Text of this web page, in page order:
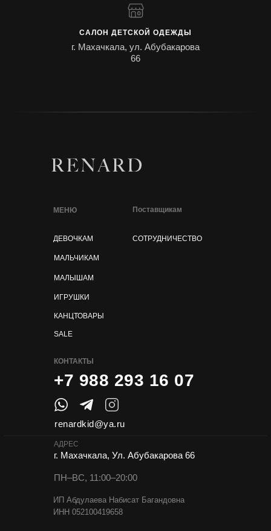
САЛОН ДЕТСКОЙ ОДЕЖДЫ
г. Махачкала, ул. Абубакарова
66
МЕНЮ
ДЕВОЧКАМ
МАЛЬЧИКАМ
МАЛЫШАМ
ИГРУШКИ
КАНЦТОВАРЫ
КОНТАКТЫ
+7 988 293 16 07
Поставщикам
renardkid@ya.ru
АДРЕС
г. Махачкала, Ул. Абубакарова 66
ПН–ВС, 11:00–20:00
СОТРУДНИЧЕСТВО
SALE
ИП Абдулаева Набисат Багандовна
ИНН 052100419658